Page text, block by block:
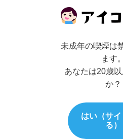
デバイス、AC アダ
ーブル
ブラック / ホワイト
ついにプルーム・テッ
未成年の喫煙は
ます。
あなたは20歳
か？
はい（サ
る）